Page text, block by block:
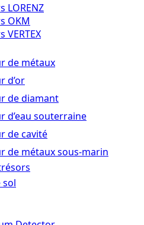
LORENZ
OKM
VERTEX
de métaux
d’or
de diamant
d’eau souterraine
de cavité
de métaux sous-marin
sol